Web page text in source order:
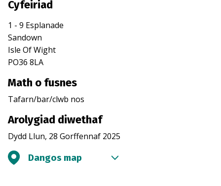
Cyfeiriad
1 - 9 Esplanade
Sandown
Isle Of Wight
PO36 8LA
Math o fusnes
Tafarn/bar/clwb nos
Arolygiad diwethaf
Dydd Llun, 28 Gorffennaf 2025
Dangos map